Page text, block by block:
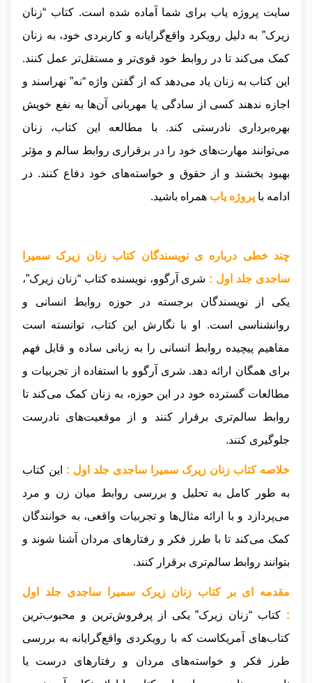
سایت پروژه یاب برای شما آماده شده است. کتاب “زنان
زیرک” به دلیل رویکرد واقع‌گرایانه و کاربردی خود، به زنان
کمک می‌کند تا در روابط خود قوی‌تر و مستقل‌تر عمل کنند.
این کتاب به زنان یاد می‌دهد که از گفتن واژه “نه” نهراسند و
اجازه ندهند کسی از سادگی یا مهربانی آن‌ها به نفع خویش
بهره‌برداری نادرستی کند. با مطالعه این کتاب، زنان
می‌توانند مهارت‌های خود را در برقراری روابط سالم و مؤثر
بهبود بخشند و از حقوق و خواسته‌های خود دفاع کنند. در
ادامه با پروژه یاب همراه باشید.
چند خطی درباره ی نویسندگان کتاب زنان زیرک سمیرا
ساجدی جلد اول : شری آرگوو، نویسنده کتاب “زنان زیرک”،
یکی از نویسندگان برجسته در حوزه روابط انسانی و
روانشناسی است. او با نگارش این کتاب، توانسته است
مفاهیم پیچیده روابط انسانی را به زبانی ساده و قابل فهم
برای همگان ارائه دهد. شری آرگوو با استفاده از تجربیات و
مطالعات گسترده خود در این حوزه، به زنان کمک می‌کند تا
روابط سالم‌تری برقرار کنند و از موقعیت‌های نادرست
جلوگیری کنند.
خلاصه کتاب زنان زیرک سمیرا ساجدی جلد اول : این کتاب
به طور کامل به تحلیل و بررسی روابط میان زن و مرد
می‌پردازد و با ارائه مثال‌ها و تجربیات واقعی، به خوانندگان
کمک می‌کند تا با طرز فکر و رفتارهای مردان آشنا شوند و
بتوانند روابط سالم‌تری برقرار کنند.
مقدمه ای بر کتاب زنان زیرک سمیرا ساجدی جلد اول
: کتاب “زنان زیرک” یکی از پرفروش‌ترین و محبوب‌ترین
کتاب‌های آمریکاست که با رویکردی واقع‌گرایانه به بررسی
طرز فکر و خواسته‌های مردان و رفتارهای درست یا